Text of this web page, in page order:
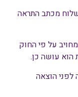
מכתב התראה
על פי החוק
הוא עושה כן.
הוצאה